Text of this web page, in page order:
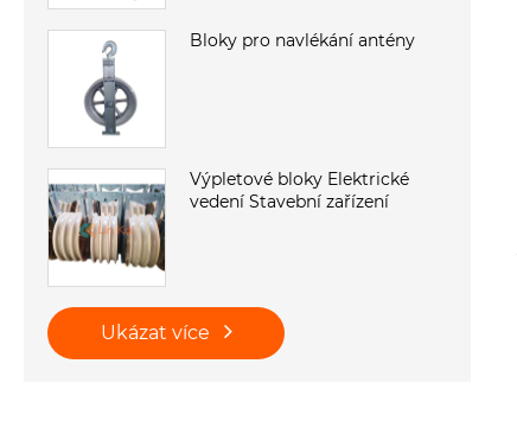
Bloky pro navlékání antény
Výpletové bloky Elektrické
vedení Stavební zařízení
Ukázat více